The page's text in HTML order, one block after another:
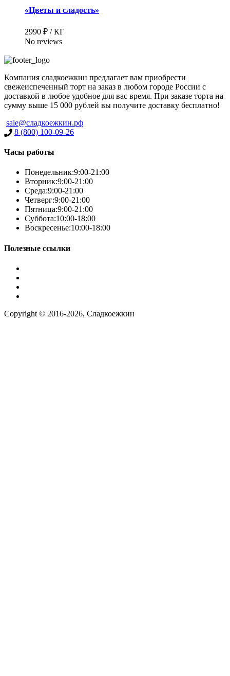
«Цветы и сладость»
2990 ₽ / КГ
No reviews
Компания сладкоежкин предлагает вам приобрести
свежеиспеченный торт на заказ в любом городе России с
доставкой в любое удобное для вас время. При заказе торта на
сумму выше 15 000 рублей вы получите доставку бесплатно!
sale@сладкоежкин.рф
8 (800) 100-09-26
Часы работы
Понедельник:9:00-21:00
Вторник:9:00-21:00
Среда:9:00-21:00
Четверг:9:00-21:00
Пятница:9:00-21:00
Суббота:10:00-18:00
Воскресенье:10:00-18:00
Полезные ссылки
Copyright © 2016-2026, Сладкоежкин